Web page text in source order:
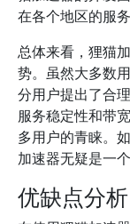
在各个地区的服务
总体来看，狸猫
势。虽然大多数
分用户提出了合
服务稳定性和带
多用户的青睐。
加速器无疑是一
优缺点分析